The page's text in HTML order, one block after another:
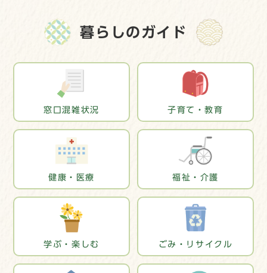
暮らしのガイド
窓口混雑状況 子育て・教育
健康・医療 福祉・介護
学ぶ・楽しむ ごみ・リサイクル